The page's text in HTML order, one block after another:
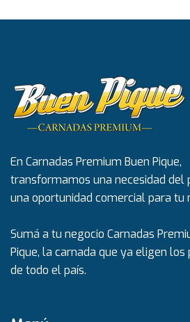
En Carnadas Premium Buen Pique,
transformamos una necesidad del
una oportunidad comercial para tu
Sumá a tu negocio Carnadas
Pique, la carnada que ya eligen los
de todo el país.